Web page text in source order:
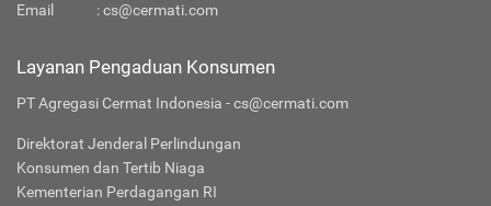
Email
:cs@cermati.com
Layanan Pengaduan Konsumen
PT Agregasi Cermat Indonesia - cs@cermati.com
Direktorat Jenderal Perlindungan
Konsumen dan Tertib Niaga
Kementerian Perdagangan RI